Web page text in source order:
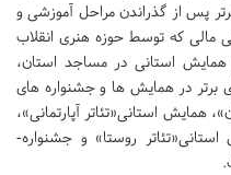
پس از گذراندن مراحل آموزشی و
مالی که توسط حوزه هنری انقلاب
استانی در مساجد استان،
در همایش ها و جشنواره های
همایش استانی«تئاتر آپارتمانی»،
همایش استانی «تئاتر کارگران»، همایش استانی«تئاتر روستا» و جشنواره­